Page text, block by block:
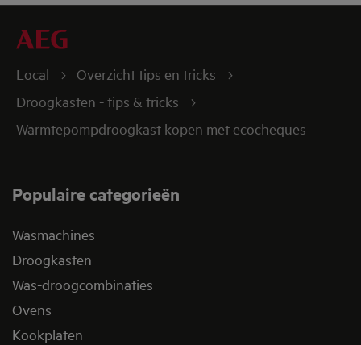
Local
Overzicht tips en tricks
Droogkasten - tips & tricks
Warmtepompdroogkast kopen met ecocheques
Populaire categorieën
Wasmachines
Droogkasten
Was-droogcombinaties
Ovens
Kookplaten